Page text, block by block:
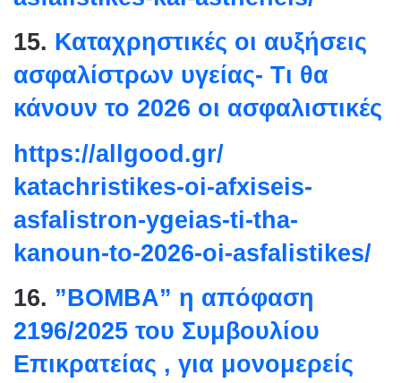
15. Καταχρηστικές οι αυξήσεις
ασφαλίστρων υγείας- Τι θα
κάνουν το 2026 οι ασφαλιστικές
https://allgood.gr/
katachristikes-oi-afxiseis-
asfalistron-ygeias-ti-tha-
kanoun-to-2026-oi-asfalistikes/
16. ”ΒΟΜΒΑ” η απόφαση
2196/2025 του Συμβουλίου
Επικρατείας , για μονομερείς